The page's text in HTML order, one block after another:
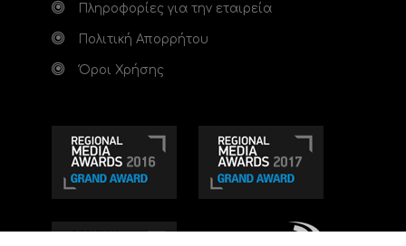
Πληροφορίες για την εταιρεία
Πολιτική Απορρήτου
Όροι Χρήσης